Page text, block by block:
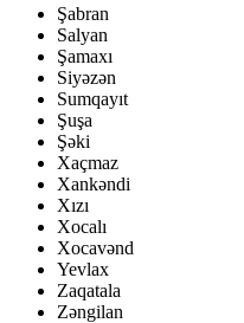
Şabran
Salyan
Şamaxı
Siyəzən
Sumqayıt
Şuşa
Şəki
Xaçmaz
Xankəndi
Xızı
Xocalı
Xocavənd
Yevlax
Zaqatala
Zəngilan